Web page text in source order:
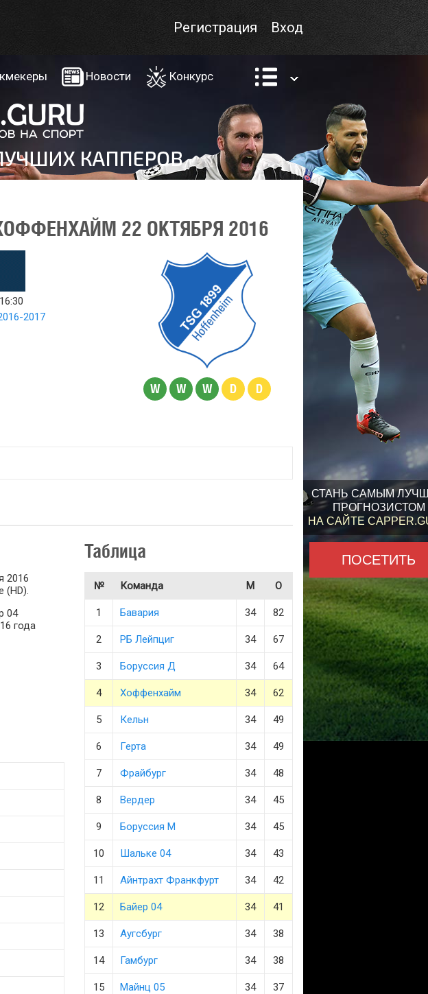
СТАНЬ САМЫМ
ПРОГНОЗИСТОМ
НА САЙТЕ
ПОСЕТИТЬ
Вход
Регистрация
Новости Конкурс
22 ОКТЯБРЯ 2016
2017
W W W D D
2016
(HD).
04
года
Таблица
№ Команда М О
1 Бавария 34 82
2 РБ Лейпциг 34 67
3 Боруссия Д 34 64
4 Хоффенхайм 34 62
5 Кельн 34 49
6 Герта 34 49
7 Фрайбург 34 48
8 Вердер 34 45
9 Боруссия М 34 45
10 Шальке 04 34 43
11 Айнтрахт Франкфурт 34 42
12 Байер 04 34 41
13 Аугсбург 34 38
14 Гамбург 34 38
15 Майнц 05 34 37